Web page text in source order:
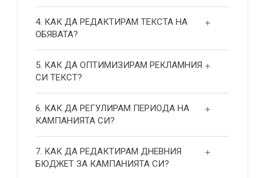
4. КАК ДА РЕДАКТИРАМ ТЕКСТА НА
ОБЯВАТА?
5. КАК ДА ОПТИМИЗИРАМ РЕКЛАМНИЯ
СИ ТЕКСТ?
6. КАК ДА РЕГУЛИРАМ ПЕРИОДА НА
КАМПАНИЯТА СИ?
7. КАК ДА РЕДАКТИРАМ ДНЕВНИЯ
БЮДЖЕТ ЗА КАМПАНИЯТА СИ?